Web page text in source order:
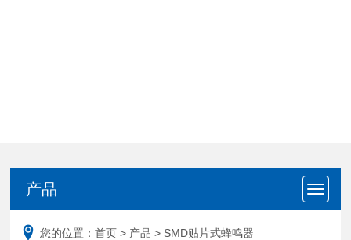
产品
您的位置：首页 > 产品 > SMD贴片式蜂鸣器